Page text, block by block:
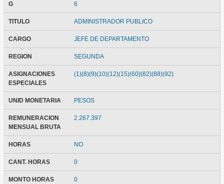
G 6
TITULO ADMINISTRADOR PUBLICO
CARGO JEFE DE DEPARTAMENTO
REGION SEGUNDA
ASIGNACIONES
ESPECIALES
(1)(8)(9)(10)(12)(15)(60)(82)(88)(92)
UNID MONETARIA PESOS
REMUNERACION
MENSUAL BRUTA
2.267.397
HORAS NO
CANT. HORAS 0
MONTO HORAS
0